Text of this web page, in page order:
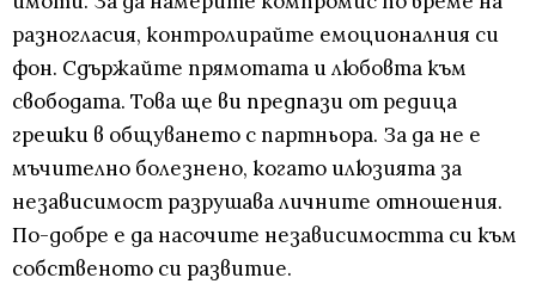
разногласия, контролирайте емоционалния си
фон. Сдържайте прямотата и любовта към
свободата. Това ще ви предпази от редица
грешки в общуването с партньора. За да не е
мъчително болезнено, когато илюзията за
независимост разрушава личните отношения.
По-добре е да насочите независимостта си към
собственото си развитие.